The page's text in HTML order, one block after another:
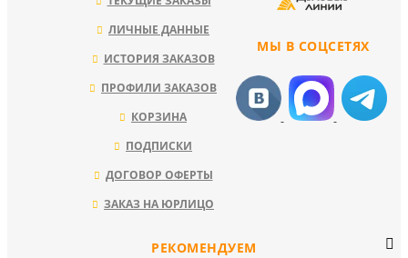
МЫ В СОЦСЕТЯХ
ЛИЧНЫЕ ДАННЫЕ
ИСТОРИЯ ЗАКАЗОВ
ПРОФИЛИ ЗАКАЗОВ
КОРЗИНА
ПОДПИСКИ
ДОГОВОР ОФЕРТЫ
ЗАКАЗ НА ЮРЛИЦО
РЕКОМЕНДУЕМ